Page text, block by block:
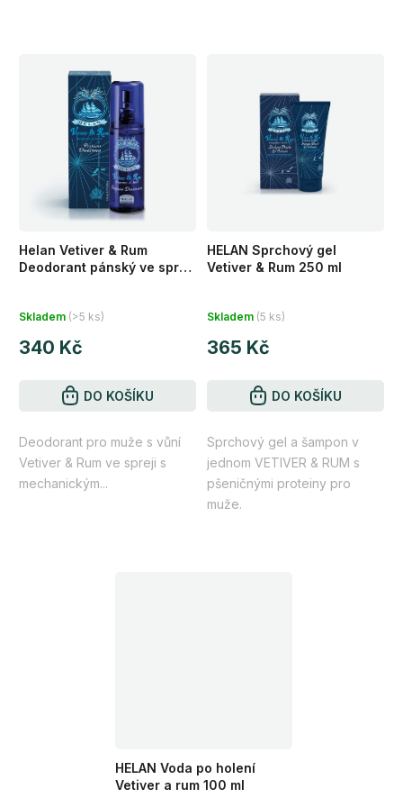
Helan Vetiver & Rum
Deodorant pánský ve spreji
hodnocení
produktu
5
hvězdiček.
Skladem (>5 ks)
340 Kč
DO KOŠÍKU
Deodorant pro muže s vůní
Vetiver & Rum ve spreji s
mechanickým...
HELAN Sprchový gel
Vetiver & Rum 250 ml
hodnocení
produktu
5
hvězdiček.
Skladem (5 ks)
365 Kč
DO KOŠÍKU
Sprchový gel a šampon v
jednom VETIVER & RUM s
pšeničnými proteiny pro
muže.
HELAN Voda po holení
Vetiver a rum 100 ml